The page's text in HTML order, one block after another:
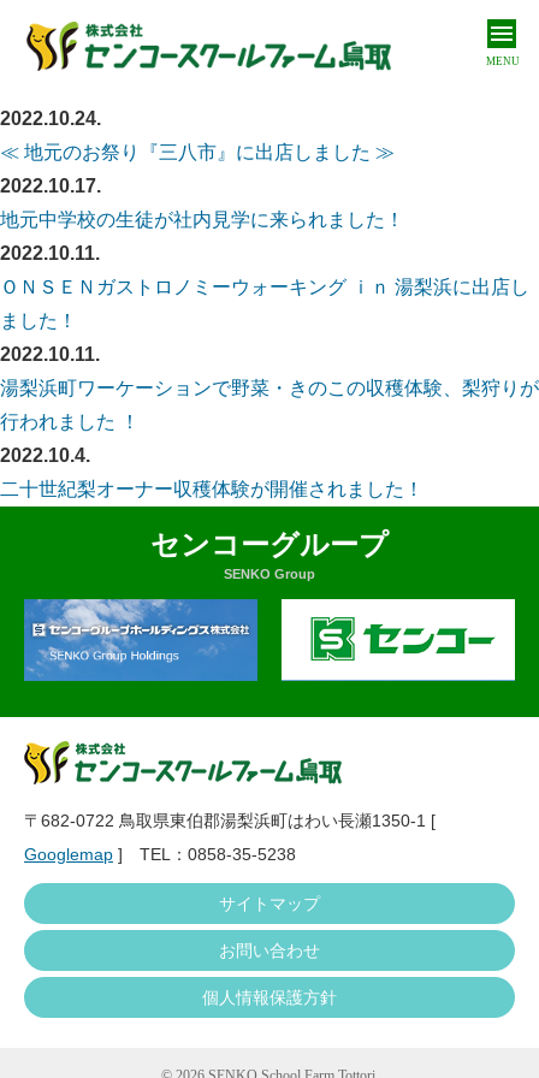
MENU
About us
Our approach
商品紹介
Online shop
2022.10.24.
≪ 地元のお祭り『三八市』に出店しました ≫
2022.10.17.
地元中学校の生徒が社内見学に来られました！
2022.10.11.
ＯＮＳＥＮガストロノミーウォーキング ｉｎ 湯梨浜に出店し
ました！
2022.10.11.
湯梨浜町ワーケーションで野菜・きのこの収穫体験、梨狩りが
行われました ！
2022.10.4.
二十世紀梨オーナー収穫体験が開催されました！
センコーグループ
SENKO Group
〒682-0722 鳥取県東伯郡湯梨浜町はわい長瀬1350-1 [
Googlemap ] TEL：0858-35-5238
サイトマップ
お問い合わせ
個人情報保護方針